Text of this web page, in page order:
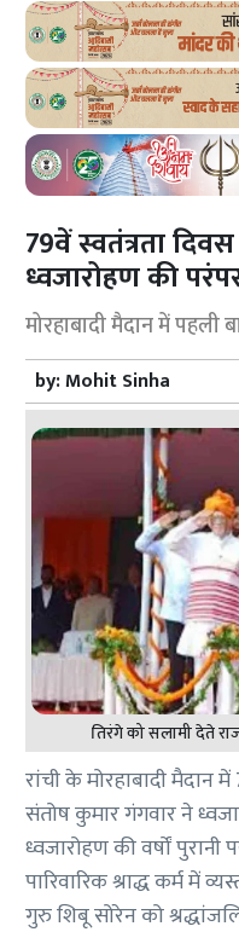
79वें स्वतंत्रता दिवस
ध्वजारोहण की
मोरहाबादी मैदान में पहली
by:Mohit Sinha
तिरंगे को सलामी देते
रांची के मोरहाबादी मैदान
संतोष कुमार गंगवार ने
ध्वजारोहण की वर्षों पुरानी
पारिवारिक श्राद्ध कर्म में
गुरु शिबू सोरेन को